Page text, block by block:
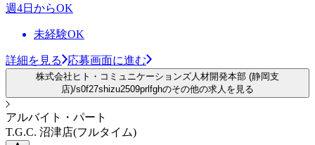
週4日からOK
未経験OK
詳細を見る 応募画面に進む
株式会社ヒト・コミュニケーションズ人材開発本部 (静岡支
店)/s0f27shizu2509prlfghのその他の求人を見る
アルバイト・パート
T.G.C. 沼津店(フルタイム)